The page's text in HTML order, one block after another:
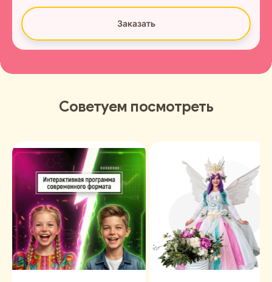
Заказать
Советуем посмотреть